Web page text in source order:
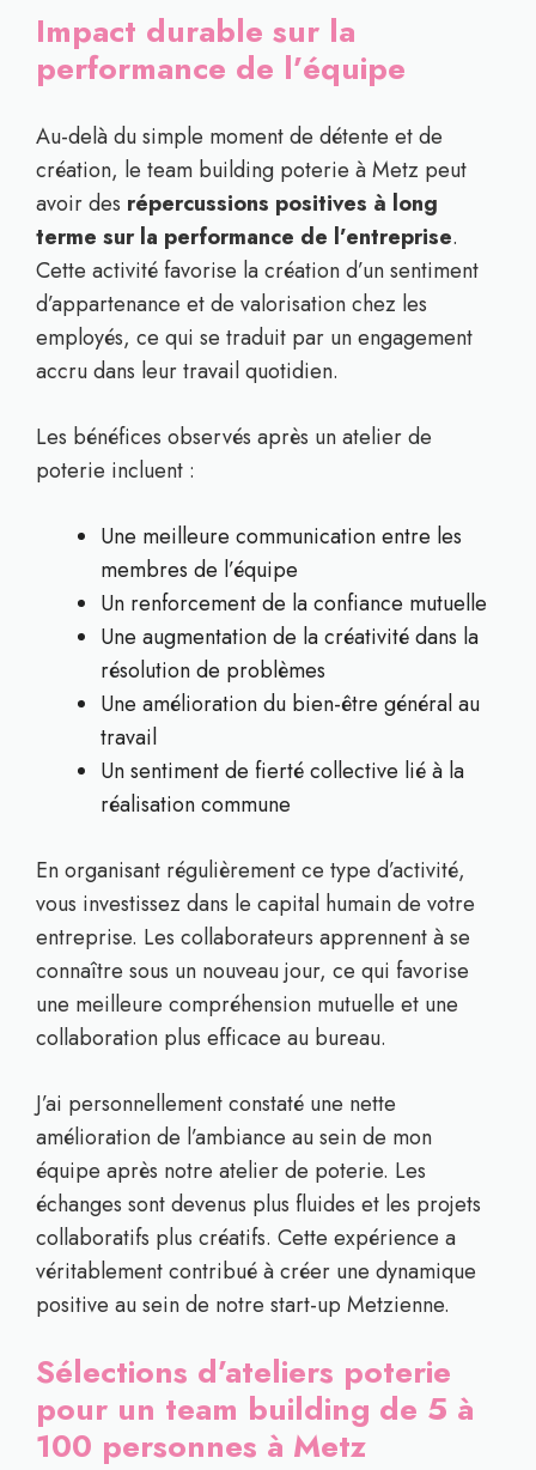
Impact durable sur la
performance de l’équipe
Au-delà du simple moment de détente et de
création, le team building poterie à Metz peut
avoir des répercussions positives à long
terme sur la performance de l’entreprise.
Cette activité favorise la création d’un sentiment
d’appartenance et de valorisation chez les
employés, ce qui se traduit par un engagement
accru dans leur travail quotidien.
Les bénéfices observés après un atelier de
poterie incluent :
Une meilleure communication entre les
membres de l’équipe
Un renforcement de la confiance mutuelle
Une augmentation de la créativité dans la
résolution de problèmes
Une amélioration du bien-être général au
travail
Un sentiment de fierté collective lié à la
réalisation commune
En organisant régulièrement ce type d’activité,
vous investissez dans le capital humain de votre
entreprise. Les collaborateurs apprennent à se
connaître sous un nouveau jour, ce qui favorise
une meilleure compréhension mutuelle et une
collaboration plus efficace au bureau.
J’ai personnellement constaté une nette
amélioration de l’ambiance au sein de mon
équipe après notre atelier de poterie. Les
échanges sont devenus plus fluides et les projets
collaboratifs plus créatifs. Cette expérience a
véritablement contribué à créer une dynamique
positive au sein de notre start-up Metzienne.
Sélections d’ateliers poterie
pour un team building de 5 à
100 personnes à Metz